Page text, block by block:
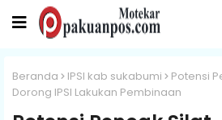
Beranda IPSI kab sukabumi
Potensi
Dorong IPSI Lakukan Pembinaan